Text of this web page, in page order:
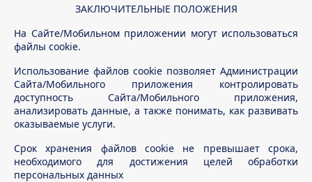
ЗАКЛЮЧИТЕЛЬНЫЕ ПОЛОЖЕНИЯ
На Сайте/Мобильном приложении могут использоваться
файлы cookie.
Использование файлов cookie позволяет Администрации
Сайта/Мобильного приложения контролировать
доступность Сайта/Мобильного приложения,
анализировать данные, а также понимать, как развивать
оказываемые услуги.
Срок хранения файлов cookie не превышает срока,
необходимого для достижения целей обработки
персональных данных